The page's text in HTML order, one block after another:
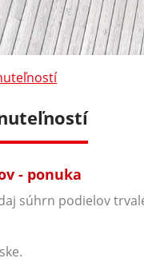
- ponuka
súhrn podielov